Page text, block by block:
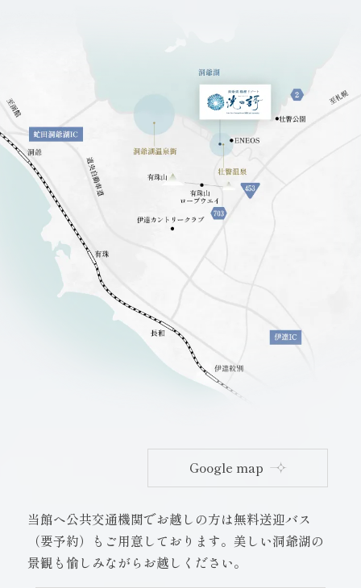
Google map
当館へ公共交通機関でお越しの方は無料送迎バス
（要予約）もご用意しております。 美しい洞爺湖の
景観も愉しみながらお越しください。